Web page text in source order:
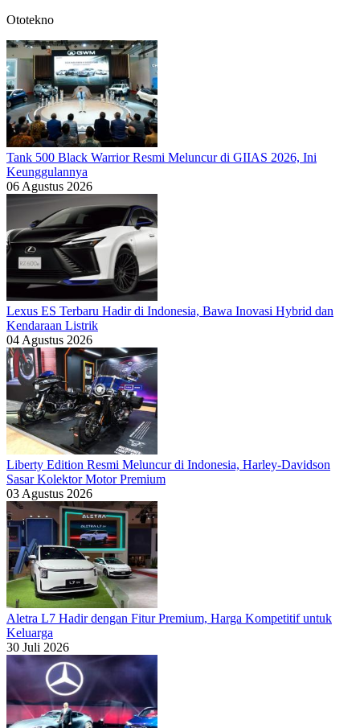
Ototekno
Tank 500 Black Warrior Resmi Meluncur di GIIAS 2026, Ini
Keunggulannya
06 Agustus 2026
Lexus ES Terbaru Hadir di Indonesia, Bawa Inovasi Hybrid dan
Kendaraan Listrik
04 Agustus 2026
Liberty Edition Resmi Meluncur di Indonesia, Harley-Davidson
Sasar Kolektor Motor Premium
03 Agustus 2026
Aletra L7 Hadir dengan Fitur Premium, Harga Kompetitif untuk
Keluarga
30 Juli 2026